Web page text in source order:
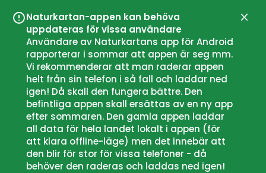
Naturkartan-appen kan behöva
uppdateras för vissa användare
Användare av Naturkartans app för Android
rapporterar i sommar att appen är seg mm.
Vi rekommenderar att man raderar appen
helt från sin telefon i så fall och laddar ned
igen! Då skall den fungera bättre. Den
befintliga appen skall ersättas av en ny app
efter sommaren. Den gamla appen laddar
all data för hela landet lokalt i appen (för
att klara offline-läge) men det innebär att
den blir för stor för vissa telefoner - då
behöver den raderas och laddas ned igen!